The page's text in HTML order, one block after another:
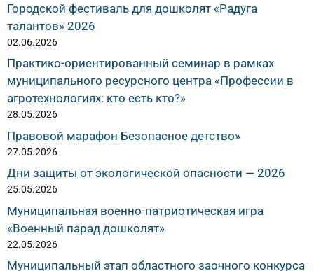
Городской фестиваль для дошколят «Радуга
талантов» 2026
02.06.2026
Практико-ориентированный семинар в рамках
муниципального ресурсного центра «Профессии в
агротехнологиях: кто есть кто?»
28.05.2026
Правовой марафон Безопасное детство»
27.05.2026
Дни защиты от экологической опасности — 2026
25.05.2026
Муниципальная военно-патриотическая игра
«Военный парад дошколят»
22.05.2026
Муниципальный этап областного заочного конкурса